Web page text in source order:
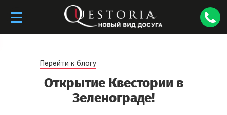
Перейти к блогу
Открытие Квестории в
Зеленограде!